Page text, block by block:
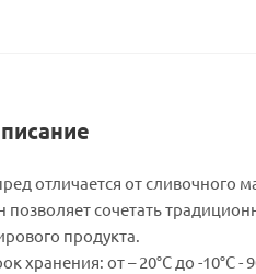
отличается от сливочного
позволяет сочетать
продукта.
хранения: от – 20°С до -10°С -